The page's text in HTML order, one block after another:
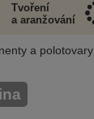
Tvoření
a aranžování
a polotovary